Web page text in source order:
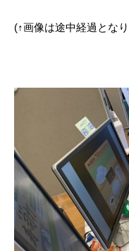
(↑画像は途中経過となり